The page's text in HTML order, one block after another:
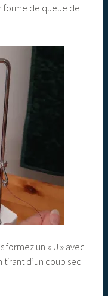
forme de queue de
formez un « U » avec
d’un coup sec